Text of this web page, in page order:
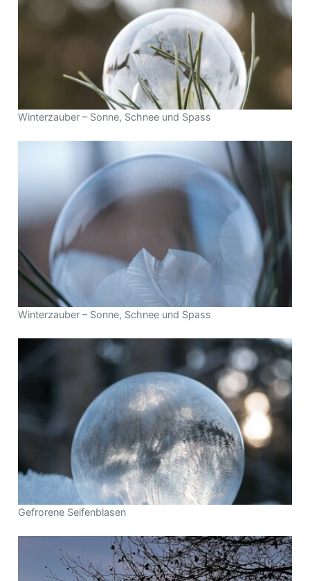
Winterzauber – Sonne, Schnee und Spass
Winterzauber – Sonne, Schnee und Spass
Gefrorene Seifenblasen